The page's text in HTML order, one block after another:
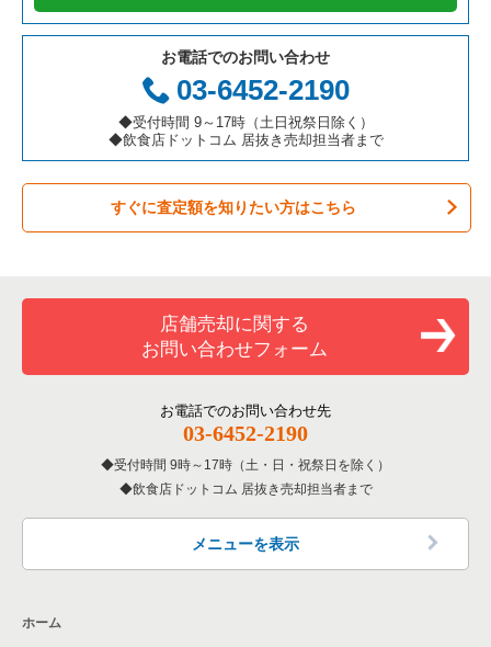
テイクアウトの居抜き売却物件の案件一覧
お弁当・惣菜・デリの居抜き売却物件の案件一覧
カラオケ・パブ・スナックの居抜き売却物件の案件一覧
バーの居抜き売却物件の案件一覧
居酒屋・ダイニングバーの居抜き売却物件の案件一覧
洋食の居抜き売却物件の案件一覧
その他の居抜き売却物件の案件一覧
岐阜県の飲食店の居抜き売却物件の案件一覧
三重県の飲食店の居抜き売却物件の案件一覧
港区の飲食店の居抜き売却物件の案件一覧
足立区の飲食店の居抜き売却物件の案件一覧
板橋区の飲食店の居抜き売却物件の案件一覧
台東区の飲食店の居抜き売却物件の案件一覧
練馬区の飲食店の居抜き売却物件の案件一覧
北区の飲食店の居抜き売却物件の案件一覧
江戸川区の飲食店の居抜き売却物件の案件一覧
墨田区の飲食店の居抜き売却物件の案件一覧
品川区の飲食店の居抜き売却物件の案件一覧
東京23区の鉄板焼き・お好み焼の居抜き売却物件の案件一覧
東京23区のアジア料理の居抜き売却物件の案件一覧
東京23区のカフェの居抜き売却物件の案件一覧
東京23区のテイクアウトの居抜き売却物件の案件一覧
東京23区のお弁当・惣菜・デリの居抜き売却物件の案件一覧
東京23区のバーの居抜き売却物件の案件一覧
東京23区の居酒屋・ダイニングバーの居抜き売却物件の案件一
東京23区の専門料理の居抜き売却物件の案件一覧
東京23区の和食の居抜き売却物件の案件一覧
東京23区の洋食の居抜き売却物件の案件一覧
金町駅の和食の居抜き売却物件の案件一覧
お電話でのお問い合わせ
03-6452-2190
◆受付時間 9～17時（土日祝祭日除く）
◆飲食店ドットコム 居抜き売却担当者まで
すぐに査定額を知りたい方はこちら
店舗売却に関する
お問い合わせフォーム
お電話でのお問い合わせ先
03-6452-2190
受付時間 9時～17時（土・日・祝祭日を除く）
飲食店ドットコム 居抜き売却担当者まで
メニューを表示
ホーム